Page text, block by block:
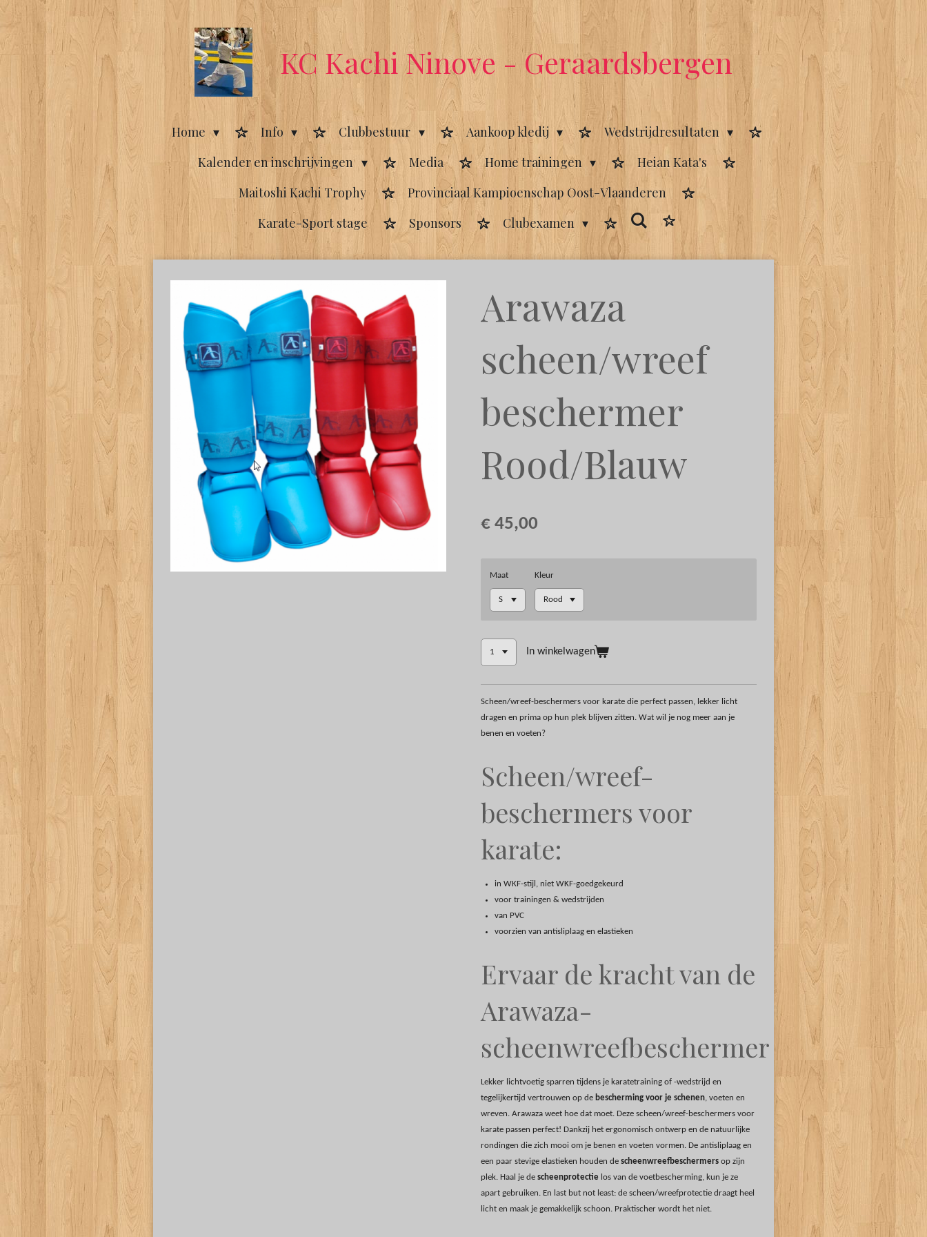
hoofdinhoud
KC Kachi Ninove - Geraardsbergen
Home Info Clubbestuur Aankoop kledij
Wedstrijdresultaten
Kalender en inschrijvingen
Media Home trainingen
Heian Kata's
Maitoshi Kachi Trophy
Provinciaal Kampioenschap Oost-Vlaanderen
Karate-Sport stage
Sponsors Clubexamen
Arawaza
scheen/wreef
beschermer
Rood/Blauw
€ 45,00
Maat Kleur
In winkelwagen
Scheen/wreef-beschermers voor karate die perfect passen, lekker licht
dragen en prima op hun plek blijven zitten. Wat wil je nog meer aan je
benen en voeten?
Scheen/wreef-
beschermers voor
karate:
in WKF-stijl, niet WKF-goedgekeurd
voor trainingen & wedstrijden
van PVC
voorzien van antisliplaag en elastieken
Ervaar de kracht van de
Arawaza-
scheenwreefbeschermer
Lekker lichtvoetig sparren tijdens je karatetraining of -wedstrijd en
tegelijkertijd vertrouwen op de bescherming voor je schenen, voeten en
wreven. Arawaza weet hoe dat moet. Deze scheen/wreef-beschermers voor
karate passen perfect! Dankzij het ergonomisch ontwerp en de natuurlijke
rondingen die zich mooi om je benen en voeten vormen. De antisliplaag en
een paar stevige elastieken houden de scheenwreefbeschermers op zijn
plek. Haal je de scheenprotectie los van de voetbescherming, kun je ze
apart gebruiken. En last but not least: de scheen/wreefprotectie draagt heel
licht en maak je gemakkelijk schoon. Praktischer wordt het niet.